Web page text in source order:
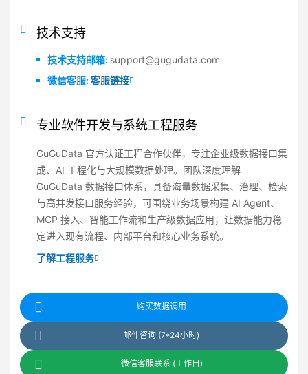
技术支持
技术支持邮箱: support@gugudata.com
微信客服:客服链接
专业软件开发与系统工程服务
GuGuData 官方认证工程合作伙伴，专注企业级数据接口集
成、AI 工程化与大规模数据处理。团队深度理解
GuGuData 数据接口体系，具备海量数据采集、治理、检索
与高并发接口服务经验，可围绕业务场景构建 AI Agent、
MCP 接入、智能工作流和生产级数据应用，让数据能力稳
定进入现有流程、内部平台和核心业务系统。
了解工程服务
购买数据调用
邮件咨询 (7*24小时)
微信客服联系 (工作日)